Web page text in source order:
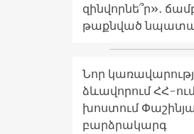
զինվորնե՞ր»․
թաքնված
Նոր
ձևավորում ՀՀ-
խոստում
բարձրակարգ